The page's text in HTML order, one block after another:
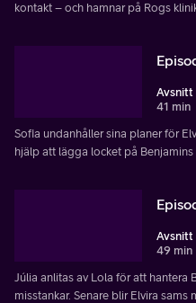
kontakt – och hamnar på Rogs
Avsnitt
41 min
Sofia undanhåller sina planer för
hjälp att lägga locket på
Avsnitt
49 min
Júlia anlitas av Lola för att hantera
misstankar. Senare blir Elvira sams